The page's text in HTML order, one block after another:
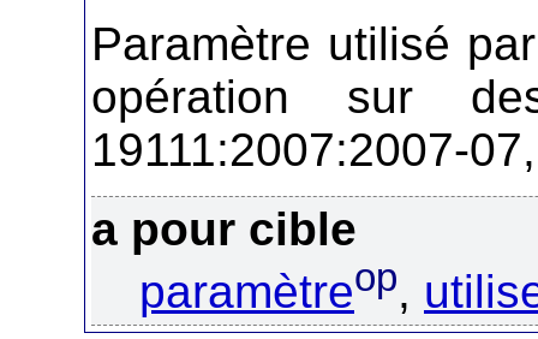
Paramètre utilisé
opération sur
19111:2007:2007-
a pour cible
paramètreop,